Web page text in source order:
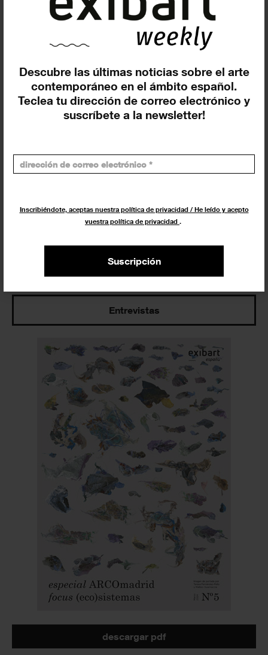
Descubre las últimas noticias sobre el arte
contemporáneo en el ámbito español.
Teclea tu dirección de correo electrónico y
suscríbete a la newsletter!
Inscribiéndote, aceptas nuestra política de privacidad / He leído y acepto
vuestra política de privacidad .
Suscripción
Buscar
Exposiciones y actividades en tu ciudad
Los más leídos
Últimos artículos
Entrevistas
descargar pdf